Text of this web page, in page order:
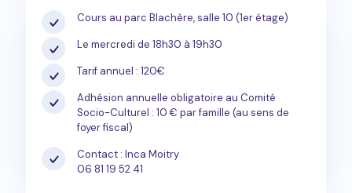
Cours au parc Blachère, salle 10 (1er étage)
Le mercredi de 18h30 à 19h30
Tarif annuel : 120€
Adhésion annuelle obligatoire au Comité
Socio-Culturel : 10 € par famille (au sens de
foyer fiscal)
Contact : Inca Moitry
06 81 19 52 41